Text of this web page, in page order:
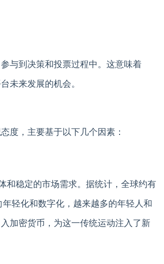
与到决策和投票过程中。这意味着
未来发展的机会。
度，主要基于以下几个因素：
和稳定的市场需求。据统计，全球约有
轻化和数字化，越来越多的年轻人和
加密货币，为这一传统运动注入了新